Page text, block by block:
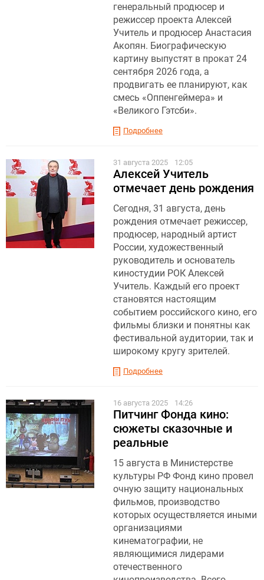
генеральный продюсер и
режиссер проекта Алексей
Учитель и продюсер Анастасия
Акопян. Биографическую
картину выпустят в прокат 24
сентября 2026 года, а
продвигать ее планируют, как
смесь «Оппенгеймера» и
«Великого Гэтсби».
Подробнее
31 августа 2025 12:05
Алексей Учитель
отмечает день рождения
Сегодня, 31 августа, день
рождения отмечает режиссер,
продюсер, народный артист
России, художественный
руководитель и основатель
киностудии РОК Алексей
Учитель. Каждый его проект
становятся настоящим
событием российского кино, его
фильмы близки и понятны как
фестивальной аудитории, так и
широкому кругу зрителей.
Подробнее
16 августа 2025 14:26
Питчинг Фонда кино:
сюжеты сказочные и
реальные
15 августа в Министерстве
культуры РФ Фонд кино провел
очную защиту национальных
фильмов, производство
которых осуществляется иными
организациями
кинематографии, не
являющимися лидерами
отечественного